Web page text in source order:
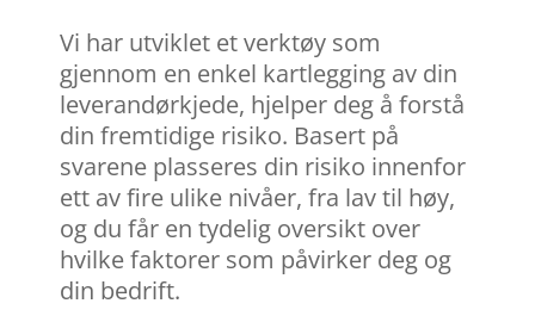
Vi har utviklet et verktøy som
gjennom en enkel kartlegging av din
leverandørkjede, hjelper deg å forstå
din fremtidige risiko. Basert på
svarene plasseres din risiko innenfor
ett av fire ulike nivåer, fra lav til høy,
og du får en tydelig oversikt over
hvilke faktorer som påvirker deg og
din bedrift.